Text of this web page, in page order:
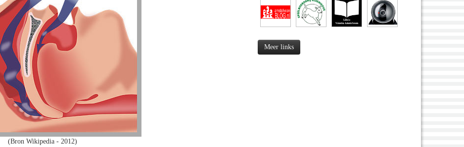
(Bron Wikipedia - 2012)
Meer links